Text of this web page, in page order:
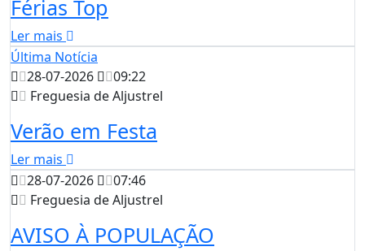
Férias Top
Ler mais
Última Notícia
28-07-2026
09:22
Freguesia de Aljustrel
Verão em Festa
Ler mais
28-07-2026
07:46
Freguesia de Aljustrel
AVISO À POPULAÇÃO